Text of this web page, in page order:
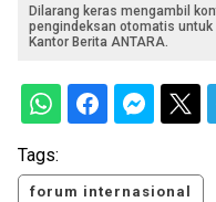
Dilarang keras mengambil
pengindeksan otomatis
Kantor Berita ANTARA.
Tags:
forum internasional